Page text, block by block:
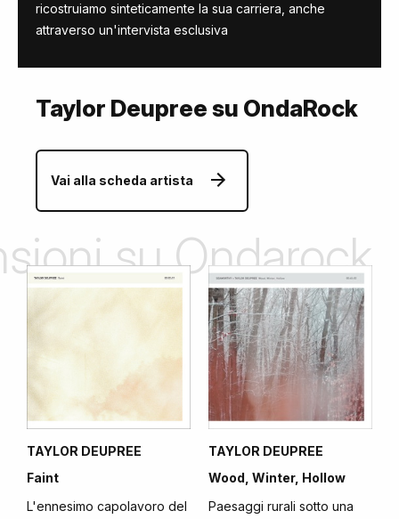
ricostruiamo sinteticamente la sua carriera, anche
attraverso un'intervista esclusiva
Taylor Deupree su OndaRock
Vai alla scheda artista
su Ondarock
TAYLOR DEUPREE
Faint
L'ennesimo capolavoro del
TAYLOR DEUPREE
Wood, Winter, Hollow
Paesaggi rurali sotto una